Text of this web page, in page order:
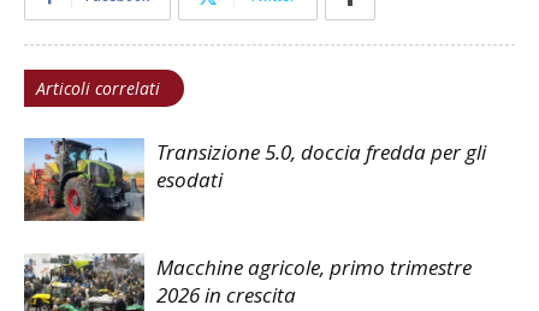
Articoli correlati
Transizione 5.0, doccia fredda per gli
esodati
Macchine agricole, primo trimestre
2026 in crescita